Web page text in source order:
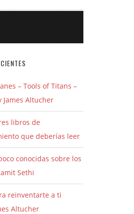
– Tools of Titans –
James Altucher
libros de
que deberías leer
conocidas sobre los
Sethi
reinventarte a ti
Altucher